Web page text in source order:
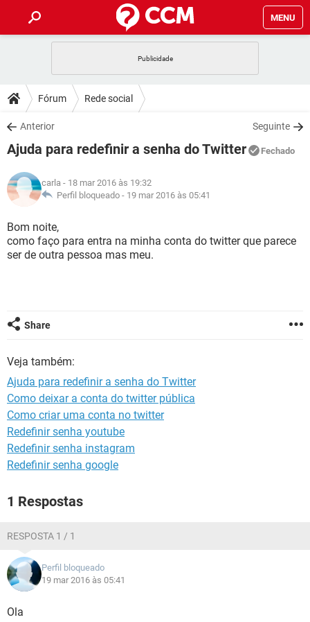
MENU
CELULAR
OUTLOOK
INSTAGRAM GMAIL
GUIA DE COMPRAS
DICAS
JOGOS
INSTAGRAM
DOWNLOADS
JOGOS WHATSAPP
CELULAR
OUTLOOK EXCEL
INSTAGRAM
GUIA DE COMPRAS
FÓRUM
JOGOS
OUTLOOK
INSTAGRAM
GLOSSÁRIO
CELULAR FACEBOOK
GUIA DE COMPRAS
Fórum Rede social
Anterior Seguinte
Ajuda para redefinir a senha do Twitter Fechado
carla - 18 mar 2016 às 19:32
Perfil bloqueado - 19 mar 2016 às 05:41
Bom noite,
como faço para entra na minha conta do twitter que parece
ser de outra pessoa mas meu.
Share
Veja também:
Ajuda para redefinir a senha do Twitter
Como deixar a conta do twitter pública
Como criar uma conta no twitter
Redefinir senha youtube
Redefinir senha instagram
Redefinir senha google
1 Respostas
RESPOSTA 1 / 1
Perfil bloqueado
19 mar 2016 às 05:41
Ola